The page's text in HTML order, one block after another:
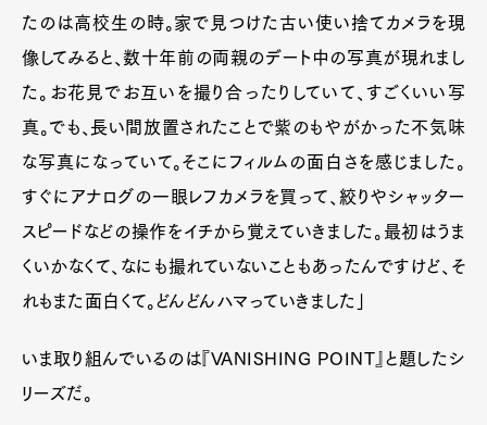
たのは高校生の時。家で見つけた古い使い捨てカメラを現
像してみると、数十年前の両親のデート中の写真が現れまし
た。お花見でお互いを撮り合ったりしていて、すごくいい写
真。でも、長い間放置されたことで紫のもやがかった不気味
な写真になっていて。そこにフィルムの面白さを感じました。
すぐにアナログの一眼レフカメラを買って、絞りやシャッター
スピードなどの操作をイチから覚えていきました。最初はうま
くいかなくて、なにも撮れていないこともあったんですけど、そ
れもまた面白くて。どんどんハマっていきました」
いま取り組んでいるのは『VANISHING POINT』と題したシ
リーズだ。